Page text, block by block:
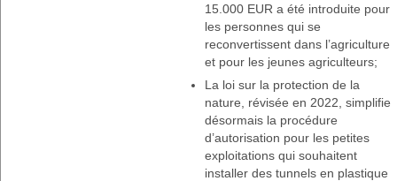
15.000 EUR a été introduite pour
les personnes qui se
reconvertissent dans l’agriculture
et pour les jeunes agriculteurs;
La loi sur la protection de la
nature, révisée en 2022, simplifie
désormais la procédure
d’autorisation pour les petites
exploitations qui souhaitent
installer des tunnels en plastique